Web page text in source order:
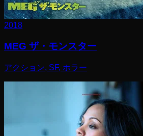
2018
MEG ザ・モンスター
アクション, SF, ホラー